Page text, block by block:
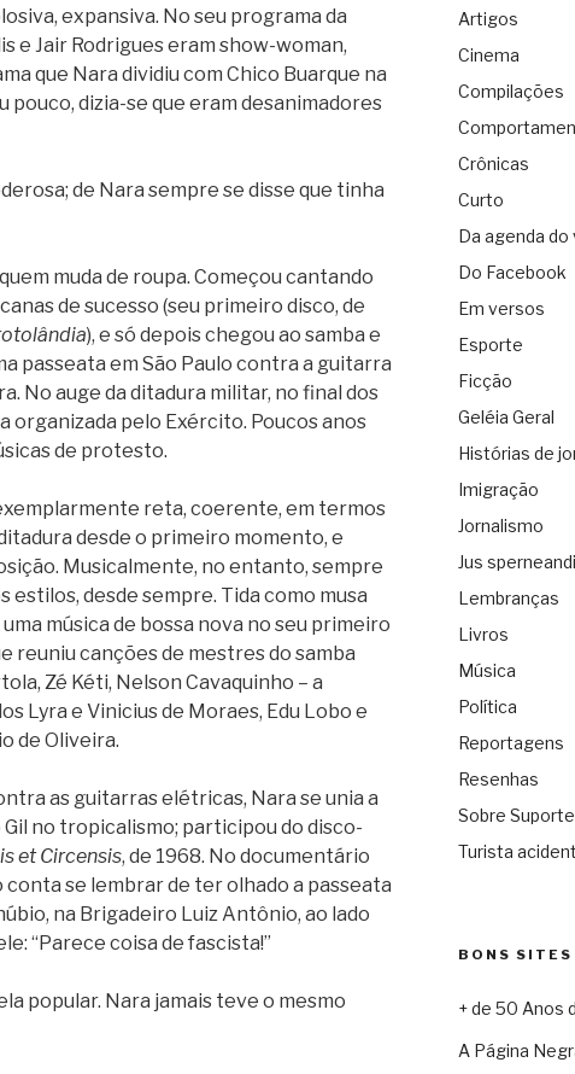
expansiva. No seu programa da
e Jair Rodrigues eram show-woman,
que Nara dividiu com Chico Buarque na
pouco, dizia-se que eram desanimadores
de Nara sempre se disse que tinha
muda de roupa. Começou cantando
de sucesso (seu primeiro disco, de
), e só depois chegou ao samba e
passeata em São Paulo contra a guitarra
No auge da ditadura militar, no final dos
organizada pelo Exército. Poucos anos
de protesto.
reta, coerente, em termos
desde o primeiro momento, e
Musicalmente, no entanto, sempre
estilos, desde sempre. Tida como musa
música de bossa nova no seu primeiro
reuniu canções de mestres do samba
Zé Kéti, Nelson Cavaquinho – a
Lyra e Vinicius de Moraes, Edu Lobo e
de Oliveira.
as guitarras elétricas, Nara se unia a
no tropicalismo; participou do disco-
et Circensis, de 1968. No documentário
conta se lembrar de ter olhado a passeata
na Brigadeiro Luiz Antônio, ao lado
“Parece coisa de fascista!”
popular. Nara jamais teve o mesmo
Artigos
Cinema
Compilações
Crônicas
Curto
Da agenda do
Do Facebook
Em versos
Esporte
Ficção
Geléia Geral
Histórias de
Imigração
Jornalismo
Jus sperneandi
Lembranças
Livros
Música
Política
Reportagens
Resenhas
Sobre
Turista
BONS SITES
+ de 50 Anos
A Página